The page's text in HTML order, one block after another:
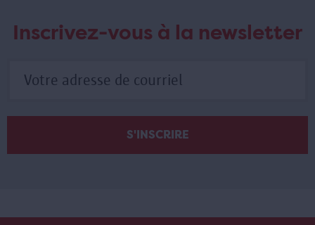
Inscrivez-vous à la newsletter